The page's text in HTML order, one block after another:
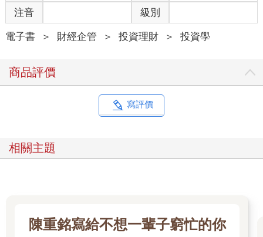
注音 級別
電子書 ＞ 財經企管 ＞ 投資理財 ＞ 投資學
商品評價
寫評價
相關主題
陳重銘寫給不想一輩子窮忙的你